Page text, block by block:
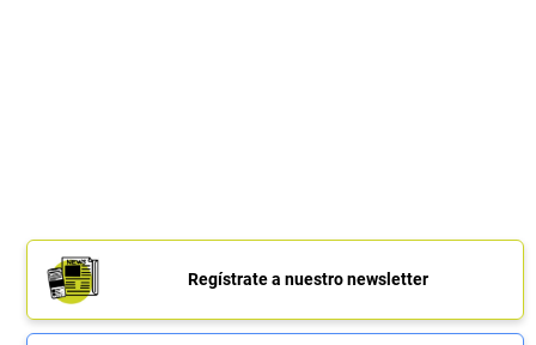
Regístrate a nuestro newsletter